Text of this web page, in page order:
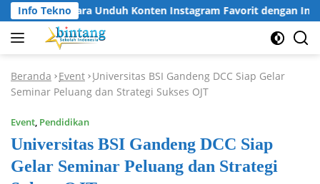
Langsung
ke
konten
Info TeknoCara Unduh Konten Instagram Favorit dengan
Beranda -Event -Universitas BSI Gandeng DCC Siap Gelar
Seminar Peluang dan Strategi Sukses OJT
Event, Pendidikan
Universitas BSI Gandeng DCC Siap
Gelar Seminar Peluang dan Strategi